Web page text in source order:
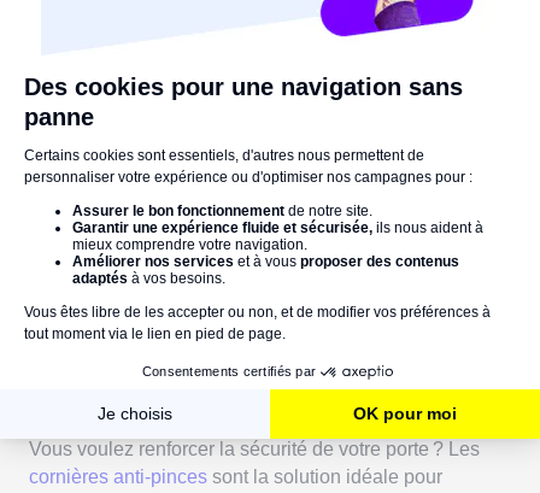
Vous retrouvez ainsi accès à votre domicile sans stress.
Réparation d’une porte blindée qui
accroche : dès 150 €
Votreporte blindée est difficile à ouvrir ou à ferme
Cela peut être lié à un affaissement, des gonds usés ou
un problème de réglage.
Nos serruriers dans l’Essonne inspectent votre porte
pour détecter la cause et effectuer les ajustements
nécessaires.
Une fois la réparation terminée, votre porte fonctionne
comme au premier jour.
Fourniture et pose de cornières anti-
pinces : dès 200 €
Vous voulez renforcer la sécurité de votre porte ? Les
cornières anti-pinces sont la solution idéale pour